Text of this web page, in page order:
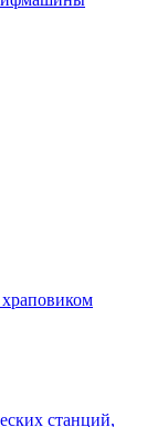
станций,